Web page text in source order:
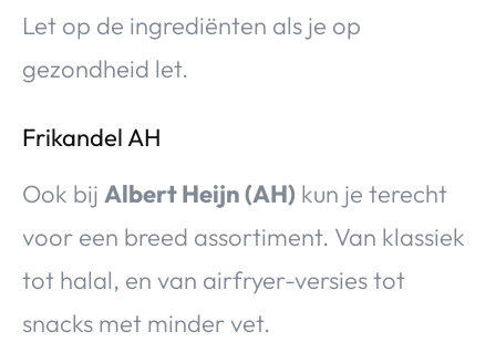
Let op de ingrediënten als je op
gezondheid let.
Frikandel AH
Ook bij Albert Heijn (AH) kun je terecht
voor een breed assortiment. Van klassiek
tot halal, en van airfryer-versies tot
snacks met minder vet.